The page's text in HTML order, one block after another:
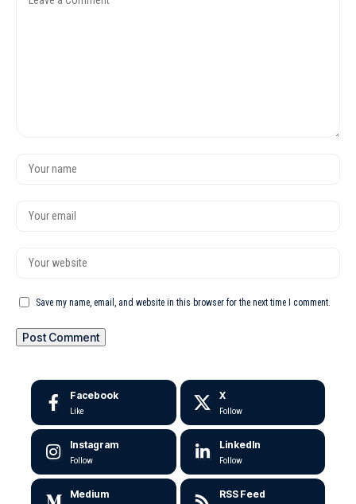
Save my name, email, and website in this browser for the next time I comment.
Facebook
Like
X
Follow
Instagram
Follow
LinkedIn
Follow
Medium RSS Feed